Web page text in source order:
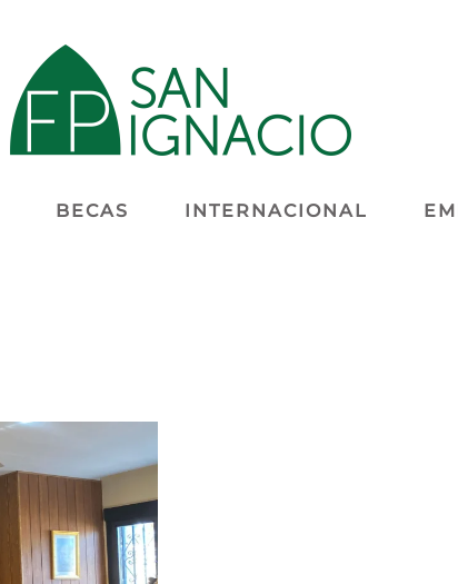
BECAS INTERNACIONAL